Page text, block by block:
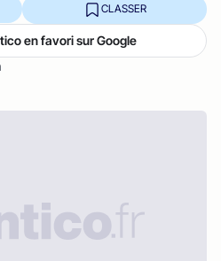
CLASSER
en favori sur Google